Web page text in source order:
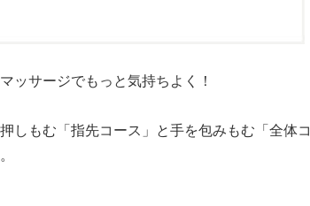
ッサージでもっと気持ちよく！
しもむ「指先コース」と手を包みもむ「全体コ